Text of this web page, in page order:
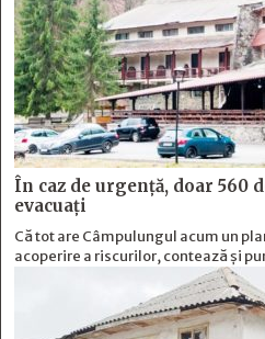
În caz de urgență, doar 560
evacuați
Că tot are Câmpulungul acum un
acoperire a riscurilor, contează și